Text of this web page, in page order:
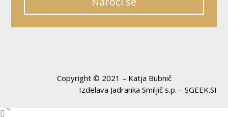
Copyright © 2021 – Katja Bubnič
Izdelava Jadranka Smiljič s.p. – SGEEK.SI

0